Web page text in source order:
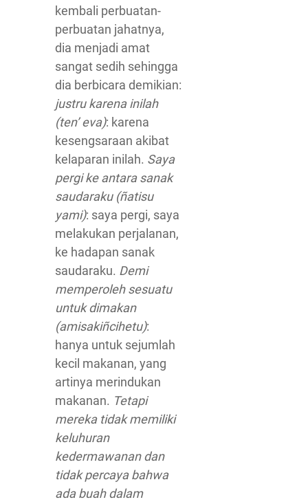
kembali perbuatan-
perbuatan jahatnya,
dia menjadi amat
sangat sedih sehingga
dia berbicara demikian:
justru karena inilah
(ten’ eva): karena
kesengsaraan akibat
kelaparan inilah. Saya
pergi ke antara sanak
saudaraku (ñatisu
yami): saya pergi, saya
melakukan perjalanan,
ke hadapan sanak
saudaraku. Demi
memperoleh sesuatu
untuk dimakan
(amisakiñcihetu):
hanya untuk sejumlah
kecil makanan, yang
artinya merindukan
makanan. Tetapi
mereka tidak memiliki
keluhuran
kedermawanan dan
tidak percaya bahwa
ada buah dalam